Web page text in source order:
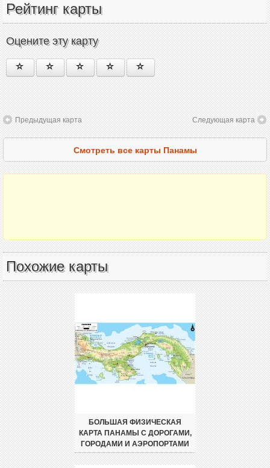
Рейтинг карты
Оцените эту карту
Предыдущая карта Следующая карта
Смотреть все карты Панамы
Похожие карты
БОЛЬШАЯ ФИЗИЧЕСКАЯ
КАРТА ПАНАМЫ С ДОРОГАМИ,
ГОРОДАМИ И АЭРОПОРТАМИ